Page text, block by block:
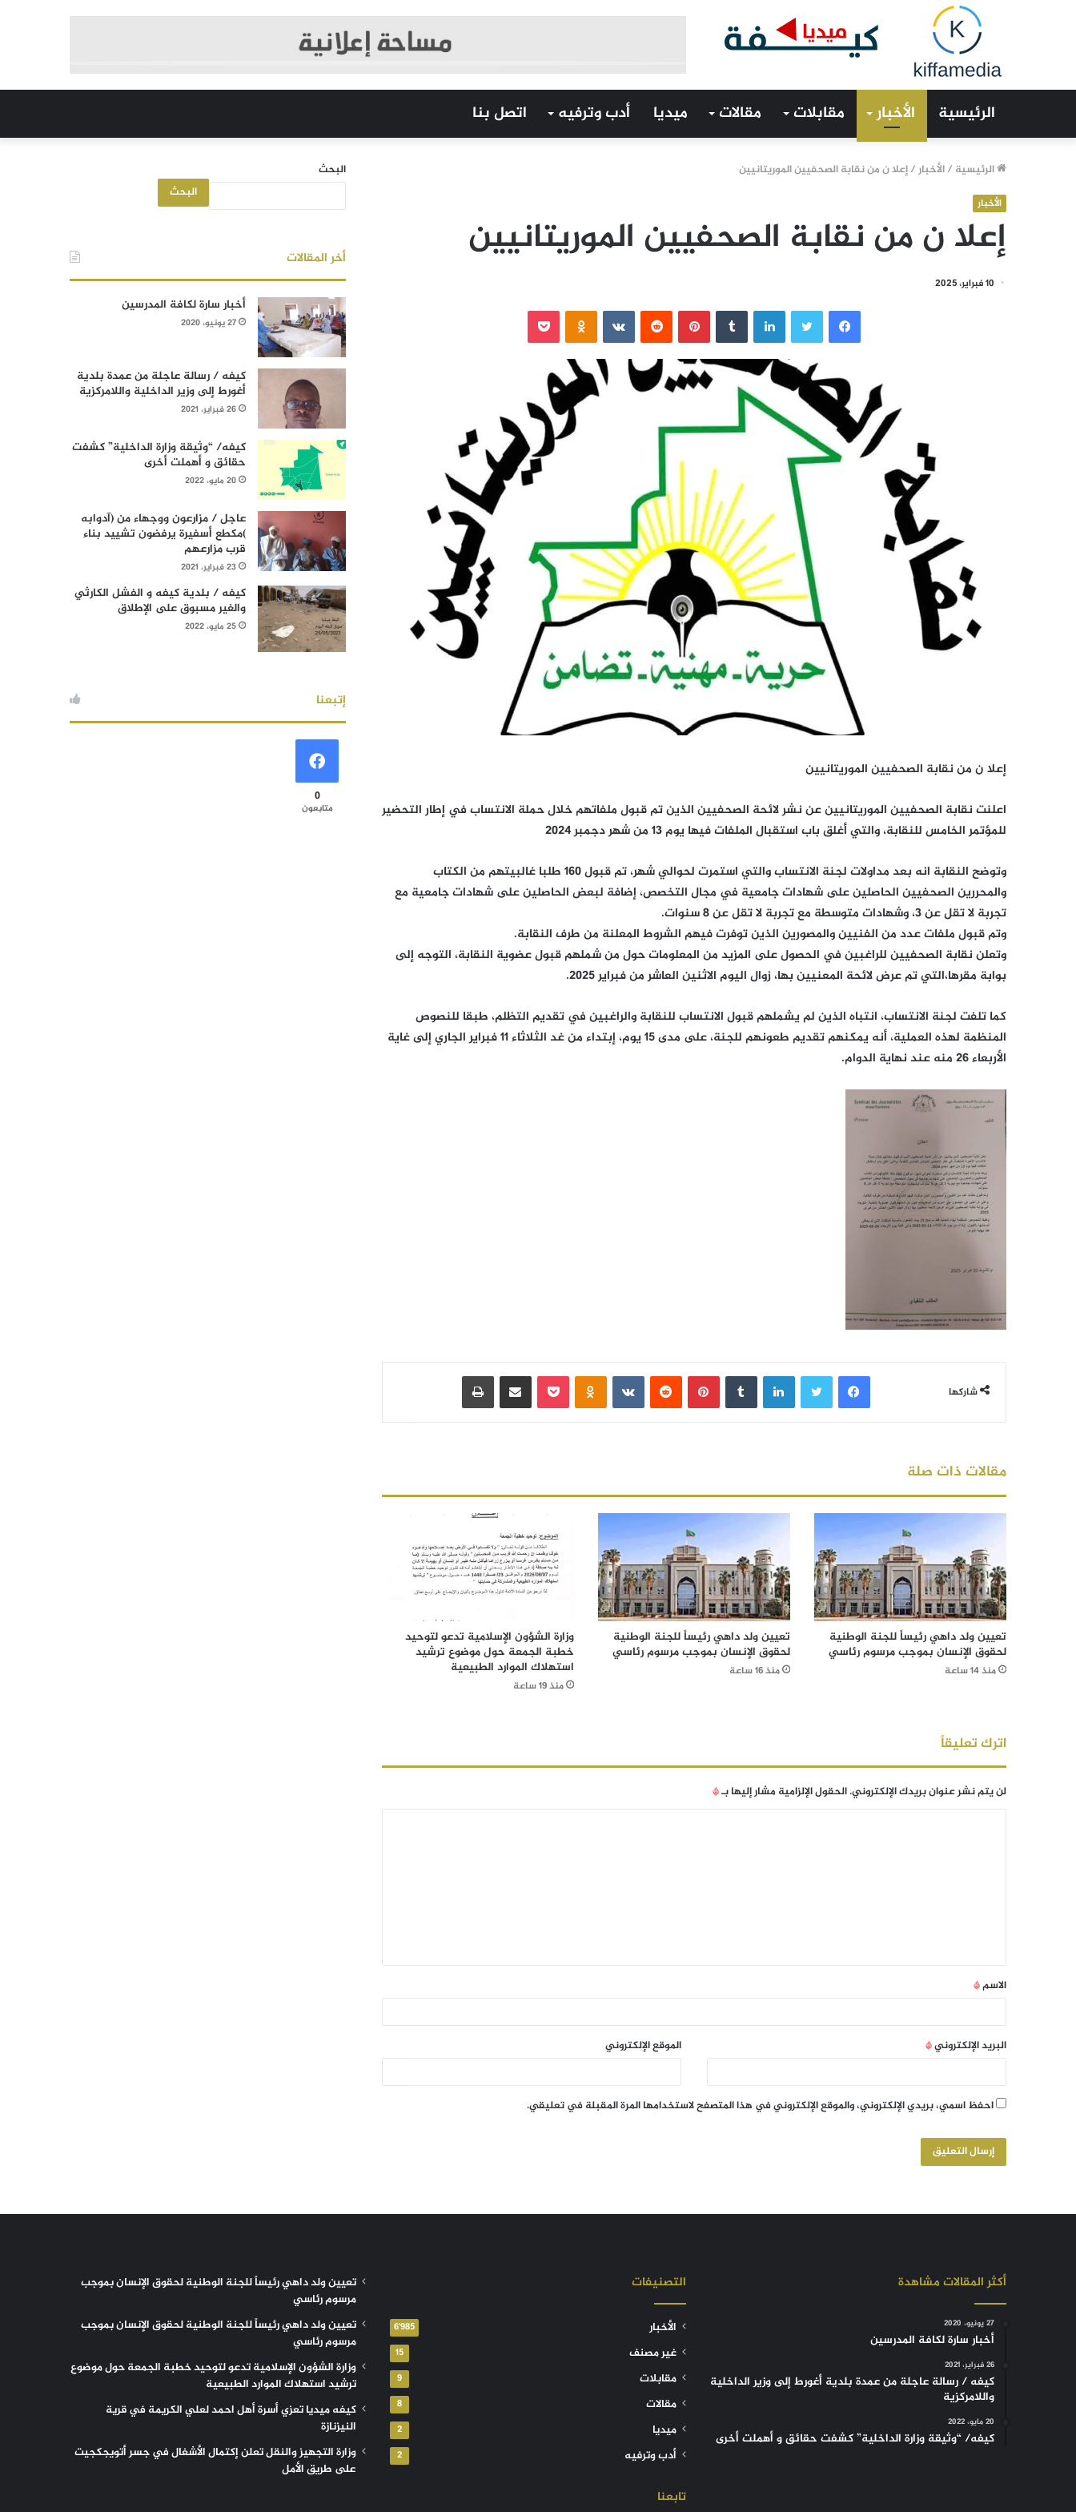
الرئيسية الأخبار مقابلات مقالات ميديا أدب وترفيه اتصل بنا
الرئيسية /الأخبار/إعلا ن من نقابة الصحفيين الموريتانيين
الأخبار
إعلا ن من نقابة الصحفيين الموريتانيين
10 فبراير، 2025
فيسبوك لينكدإن بينتيريست
إعلا ن من نقابة الصحفيين الموريتانيين
اعلنت نقابة الصحفيين الموريتانيين عن نشر لائحة الصحفيين الذين تم قبول ملفاتهم خلال حملة الانتساب في إطار التحضير
للمؤتمر الخامس للنقابة، والتي أغلق باب استقبال الملفات فيها يوم 13 من شهر دجمبر 2024
وتوضح النقابة انه بعد مداولات لجنة الانتساب والتي استمرت لحوالي شهر، تم قبول 160 طلبا غالبيتهم من الكتاب
والمحررين الصحفيين الحاصلين على شهادات جامعية في مجال التخصص، إضافة لبعض الحاصلين على شهادات جامعية مع
تجربة لا تقل عن 3، وشهادات متوسطة مع تجربة لا تقل عن 8 سنوات.
وتم قبول ملفات عدد من الفنيين والمصورين الذين توفرت فيهم الشروط المعلنة من طرف النقابة.
وتعلن نقابة الصحفيين للراغبين في الحصول على المزيد من المعلومات حول من شملهم قبول عضوية النقابة، التوجه إلى
بوابة مقرها،التي تم عرض لائحة المعنيين بها، زوال اليوم الاثنين العاشر من فبراير 2025.
كما تلفت لجنة الانتساب، انتباه الذين لم يشملهم قبول الانتساب للنقابة والراغبين في تقديم التظلم، طبقا للنصوص
المنظمة لهذه العملية، أنه يمكنهم تقديم طعونهم للجنة، على مدى 15 يوم، إبتداء من غد الثلاثاء 11 فبراير الجاري إلى غاية
الأربعاء 26 منه عند نهاية الدوام.
شاركها
فيسبوك لينكدإن بينتيريست بوكيت مشاركة عبر البريد
مقالات ذات صلة
تعيين ولد داهي رئيساً للجنة الوطنية
لحقوق الإنسان بموجب مرسوم رئاسي
منذ 14 ساعة
تعيين ولد داهي رئيساً للجنة الوطنية
لحقوق الإنسان بموجب مرسوم رئاسي
منذ 16 ساعة
وزارة الشؤون الإسلامية تدعو لتوحيد
خطبة الجمعة حول موضوع ترشيد
استهلاك الموارد الطبيعية
منذ 19 ساعة
اترك تعليقاً
لن يتم نشر عنوان بريدك الإلكتروني.الحقول الإلزامية مشار إليها بـ*
الاسم*
البريد الإلكتروني* الموقع الإلكتروني
احفظ اسمي، بريدي الإلكتروني، والموقع الإلكتروني في هذا المتصفح لاستخدامها المرة المقبلة في تعليقي.
البحث
البحث
أخر المقالات
أخبار سارة لكافة المدرسين
27 يونيو، 2020
كيفه / رسالة عاجلة من عمدة بلدية
أغورط إلى وزير الداخلية واللامركزية
26 فبراير، 2021
كيفه/ “وثيقة وزارة الداخلية” كشفت
حقائق و أهملت أخرى
20 مايو، 2022
عاجل / مزارعون ووجهاء من (آدوابه
)مكطع أسفيرة يرفضون تشييد بناء
قرب مزارعهم
23 فبراير، 2021
كيفه / بلدية كيفه و الفشل الكارثي
والغير مسبوق على الإطلاق
25 مايو، 2022
إتبعنا
0
متابعون
أكثر المقالات مشاهدة
27 يونيو، 2020
أخبار سارة لكافة المدرسين
26 فبراير، 2021
كيفه / رسالة عاجلة من عمدة بلدية أغورط إلى وزير الداخلية
واللامركزية
20 مايو، 2022
كيفه/ “وثيقة وزارة الداخلية” كشفت حقائق و أهملت أخرى
التصنيفات
الأخبار 6٬985
غير مصنف 15
مقابلات 9
مقالات 8
ميديا 2
أدب وترفيه 2
تابعنا
تعيين ولد داهي رئيساً للجنة الوطنية لحقوق الإنسان بموجب
مرسوم رئاسي
تعيين ولد داهي رئيساً للجنة الوطنية لحقوق الإنسان بموجب
مرسوم رئاسي
وزارة الشؤون الإسلامية تدعو لتوحيد خطبة الجمعة حول موضوع
ترشيد استهلاك الموارد الطبيعية
كيفه ميديا تعزي أسرة أهل احمد لعلي الكريمة في قرية
النيزنازة
وزارة التجهيز والنقل تعلن إكتمال الأشغال في جسر أتويجكجيت
على طريق الأمل